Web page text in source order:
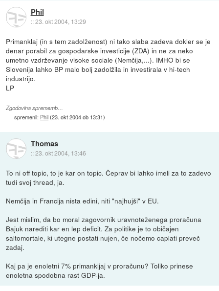
Phil
::23. okt 2004, 13:29
Primanklaj (in s tem zadolženost) ni tako slaba zadeva dokler se je
denar porabil za gospodarske investicije (ZDA) in ne za neko
umetno vzdrževanje visoke sociale (Nemčija,...). IMHO bi se
Slovenija lahko BP malo bolj zadolžila in investirala v hi-tech
industrijo.
LP
Zgodovina sprememb…
spremenil: Phil(23. okt 2004 ob 13:31)
Thomas
::23. okt 2004, 13:46
To ni off topic, to je kar on topic. Čeprav bi lahko imeli za to zadevo
tudi svoj thread, ja.
Nemčija in Francija nista edini, niti "najhujši" v EU.
Jest mislim, da bo moral zagovornik uravnoteženega proračuna
Bajuk narediti kar en lep deficit. Za politike je to običajen
saltomortale, ki utegne postati nujen, če nočemo caplati preveč
zadaj.
Kaj pa je enoletni 7% primankljaj v proračunu? Toliko prinese
enoletna spodobna rast GDP-ja.